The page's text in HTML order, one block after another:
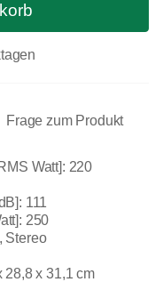
Watt]: 220
111
250
Stereo
28,8 x 31,1 cm